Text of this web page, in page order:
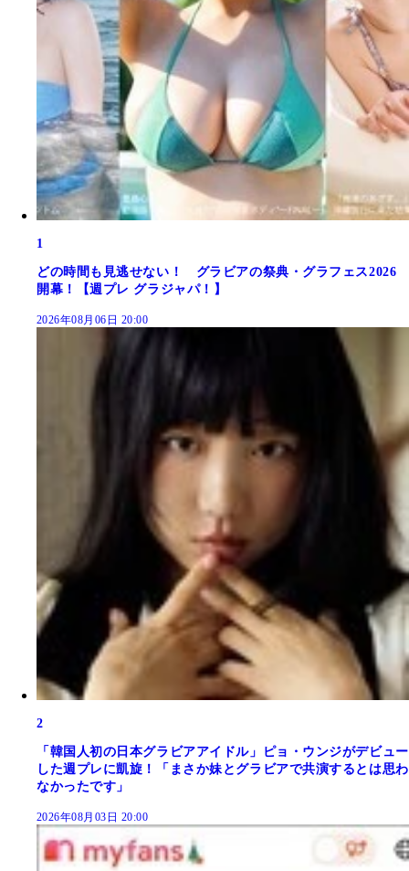
1
どの時間も見逃せない！ グラビアの祭典・グラフェス2026
開幕！【週プレ グラジャパ！】
2026年08月06日 20:00
2
「韓国人初の日本グラビアアイドル」ピョ・ウンジがデビュー
した週プレに凱旋！「まさか妹とグラビアで共演するとは思わ
なかったです」
2026年08月03日 20:00